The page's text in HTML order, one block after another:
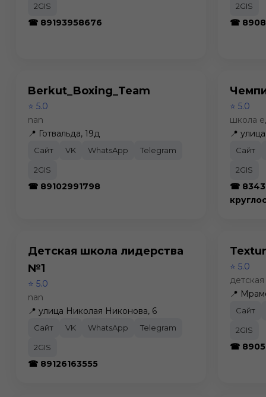
2GIS
☎ 89193958676
2GIS
☎
Berkut_Boxing_Team
⭐ 5.0
nan
📍 Готвальда, 19д
Сайт VK WhatsApp Telegram
2GIS
☎ 89102991798
⭐ 5.0
школа
📍
Сайт
2GIS
☎
Детская школа лидерства
№1
⭐ 5.0
nan
📍 улица Николая Никонова, 6
Сайт VK WhatsApp Telegram
2GIS
☎ 89126163555
⭐ 5.0
📍
Сайт
2GIS
☎